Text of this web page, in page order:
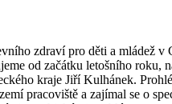
zdraví pro děti a mládež v
od začátku letošního roku,
kraje Jiří Kulhánek.
pracoviště a zajímal se o